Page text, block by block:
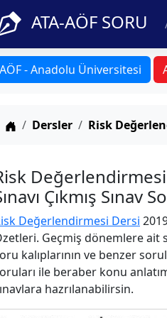
ATA-AÖF SORU
AÖF - Anadolu Üniversitesi
Anasayfa
Dersler Risk
Çıkmış Sınav
Değerlendirmesi Dersi
Geçmiş dönemlere ait
kalıplarının ve benzer
ile beraber konu
hazrılanabilirsin.